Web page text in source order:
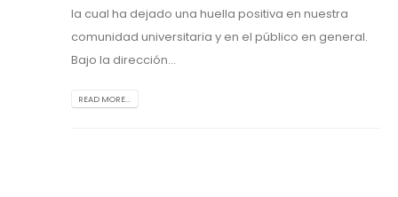
la cual ha dejado una huella positiva en nuestra
comunidad universitaria y en el público en general.
Bajo la dirección...
READ MORE...